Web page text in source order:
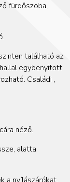
fürdőszoba,
található az
egybenyitott
Családi ,
néző.
alatta